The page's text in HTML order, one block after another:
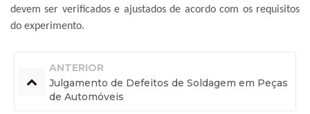
devem ser verificados e ajustados de acordo com os requisitos
do experimento.
ANTERIOR
Julgamento de Defeitos de Soldagem em Peças
de Automóveis